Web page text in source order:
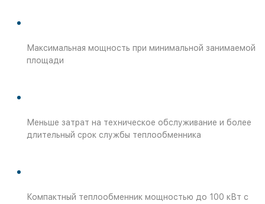
Максимальная мощность при минимальной занимаемой
площади
Меньше затрат на техническое обслуживание и более
длительный срок службы теплообменника
Компактный теплообменник мощностью до 100 кВт с